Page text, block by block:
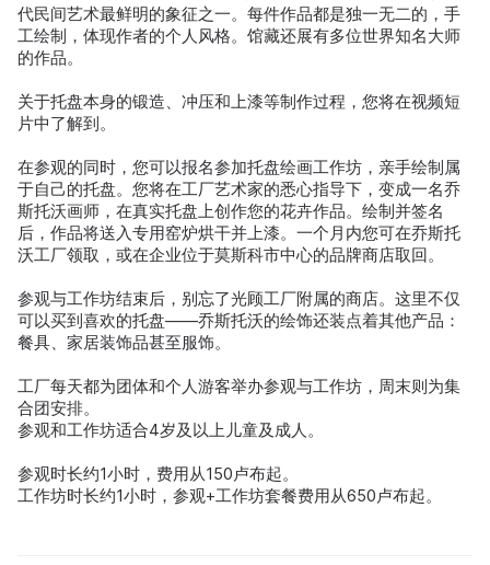
代民间艺术最鲜明的象征之一。每件作品都是独一无二的，手
工绘制，体现作者的个人风格。馆藏还展有多位世界知名大师
的作品。
关于托盘本身的锻造、冲压和上漆等制作过程，您将在视频短
片中了解到。
在参观的同时，您可以报名参加托盘绘画工作坊，亲手绘制属
于自己的托盘。您将在工厂艺术家的悉心指导下，变成一名乔
斯托沃画师，在真实托盘上创作您的花卉作品。绘制并签名
后，作品将送入专用窑炉烘干并上漆。一个月内您可在乔斯托
沃工厂领取，或在企业位于莫斯科市中心的品牌商店取回。
参观与工作坊结束后，别忘了光顾工厂附属的商店。这里不仅
可以买到喜欢的托盘——乔斯托沃的绘饰还装点着其他产品：
餐具、家居装饰品甚至服饰。
工厂每天都为团体和个人游客举办参观与工作坊，周末则为集
合团安排。
参观和工作坊适合4岁及以上儿童及成人。
参观时长约1小时，费用从150卢布起。
工作坊时长约1小时，参观+工作坊套餐费用从650卢布起。